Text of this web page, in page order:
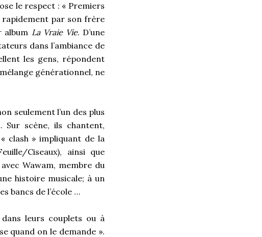
le respect : « Premiers
par son frère
album La Vraie Vie. D’une
dans l’ambiance de
les gens, répondent
générationnel, ne
seulement l’un des plus
Sur scène, ils chantent,
clash » impliquant de la
Ciseaux), ainsi que
Wawam, membre du
histoire musicale; à un
bancs de l’école …
leurs couplets ou à
quand on le demande ».